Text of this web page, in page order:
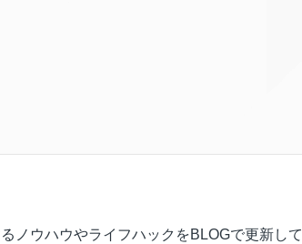
ノウハウやライフハックをBLOGで更新して